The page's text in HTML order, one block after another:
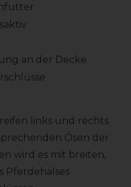
an der Decke
links und rechts
Ösen der
wird es mit breiten,
Pferdehalses